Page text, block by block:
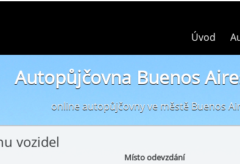
Úvod
Autopůjčovna Buenos
online autopůjčovny ve městě Buenos
vozidel
Místo odevzdání